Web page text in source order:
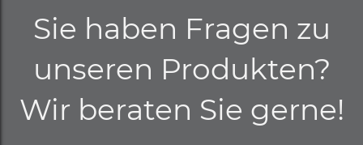
Sie haben Fragen zu
unseren Produkten?
Wir beraten Sie gerne!